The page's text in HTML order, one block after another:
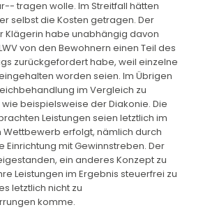
tragen wolle. Im Streitfall hätten
selbst die Kosten getragen. Der
Klägerin habe unabhängig davon
von den Bewohnern einen Teil des
zurückgefordert habe, weil einzelne
worden seien. Im Übrigen
im Vergleich zu
beispielsweise der Diakonie. Die
Leistungen seien letztlich im
erfolgt, nämlich durch
Einrichtung mit Gewinnstreben. Der
ein anderes Konzept zu
Leistungen im Ergebnis steuerfrei zu
letztlich nicht zu
komme.